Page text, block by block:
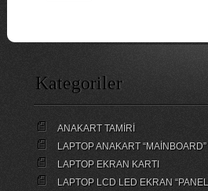
Kategoriler
ANAKART TAMİRİ
LAPTOP ANAKART “MAİNBOARD”
LAPTOP EKRAN KARTI
LAPTOP LCD LED EKRAN